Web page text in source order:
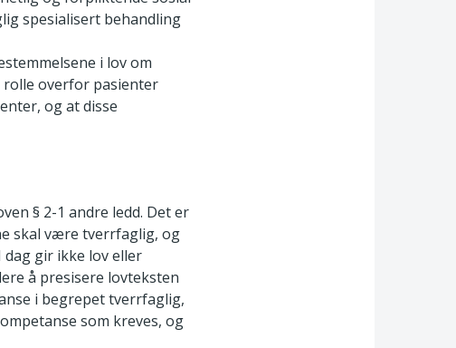
spesialisert behandling
i lov om
rolle overfor pasienter
og at disse
§ 2-1 andre ledd. Det er
skal være tverrfaglig, og
gir ikke lov eller
å presisere lovteksten
i begrepet tverrfaglig,
som kreves, og